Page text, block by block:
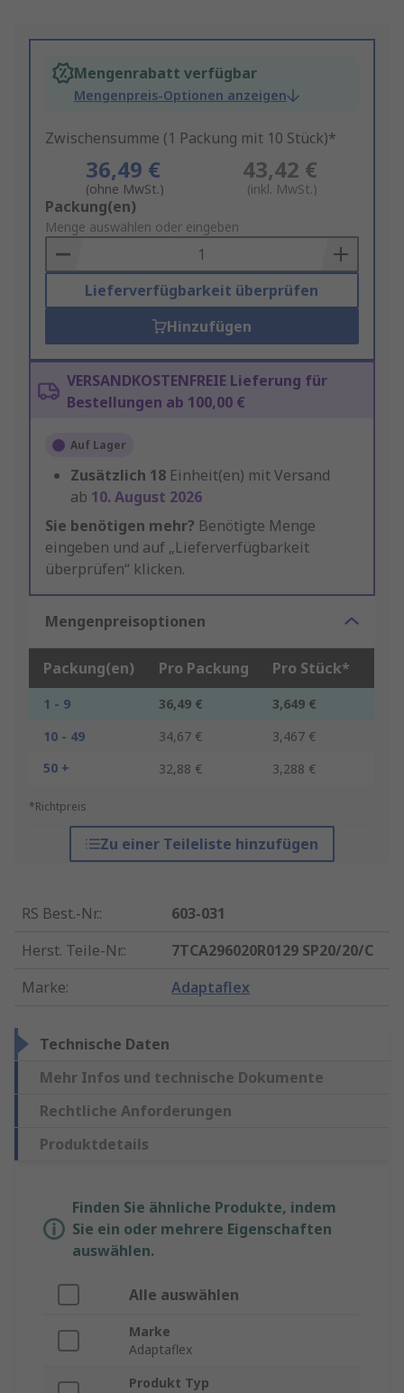
Mengenrabatt verfügbar
Mengenpreis-Optionen anzeigen
Zwischensumme (1 Packung mit 10 Stück)*
36,49 €
(ohne MwSt.)
43,42 €
(inkl. MwSt.)
Add
to
Basket
Packung(en)
Menge auswählen oder eingeben
Lieferverfügbarkeit überprüfen
Hinzufügen
VERSANDKOSTENFREIE Lieferung für
Bestellungen ab 100,00 €
Auf Lager
Zusätzlich 18 Einheit(en) mit Versand
ab 10. August 2026
Sie benötigen mehr? Benötigte Menge
eingeben und auf „Lieferverfügbarkeit
überprüfen“ klicken.
Mengenpreisoptionen
Packung(en) Pro Packung Pro Stück*
1 - 9 36,49 €
3,649 €
10 - 49
34,67 €
3,467 €
50 +
32,88 € 3,288 €
*Richtpreis
Zu einer Teileliste hinzufügen
RS Best.-Nr.:
603-031
Herst. Teile-Nr.:
7TCA296020R0129 SP20/20/C
Marke: Adaptaflex
Technische Daten
Mehr Infos und technische Dokumente
Rechtliche Anforderungen
Produktdetails
Finden Sie ähnliche Produkte, indem
Sie ein oder mehrere Eigenschaften
auswählen.
Alle auswählen
Marke
Adaptaflex
Produkt Typ